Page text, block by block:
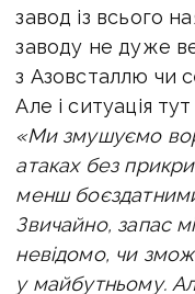
завод із всього
заводу не дуже
з Азовсталлю чи
Але і ситуація
«Ми змушуємо
атаках без
менш
Звичайно, запас
невідомо, чи
у майбутньому.